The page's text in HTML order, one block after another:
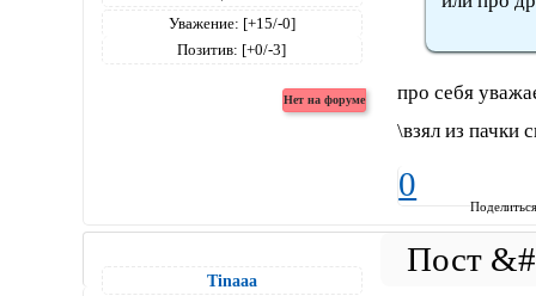
Уважение: [+15/-0]
Позитив: [+0/-3]
про себя
\взял из пачки
0
Tinaaa